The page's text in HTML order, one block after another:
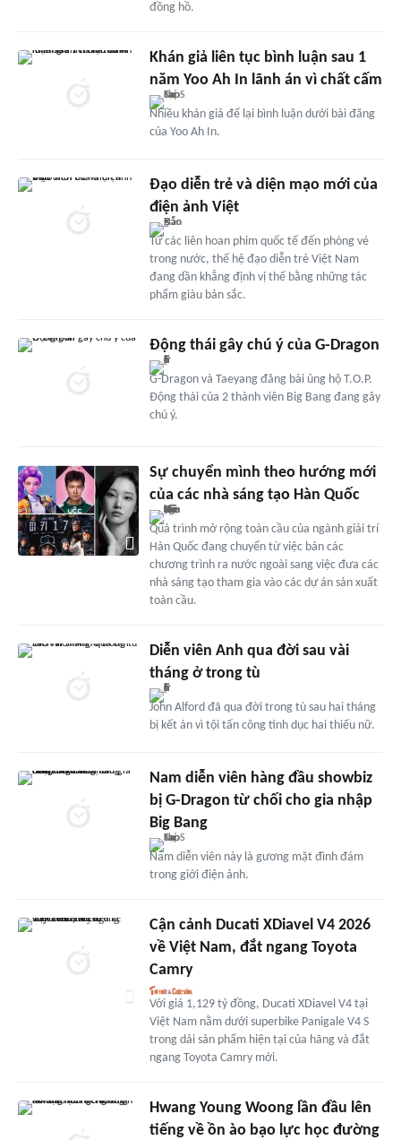
đồng hồ.
Khán giả liên tục bình luận sau 1
năm Yoo Ah In lãnh án vì chất cấm
Nhiều khán giả để lại bình luận dưới bài đăng
của Yoo Ah In.
Đạo diễn trẻ và diện mạo mới của
điện ảnh Việt
Từ các liên hoan phim quốc tế đến phòng vé
trong nước, thế hệ đạo diễn trẻ Việt Nam
đang dần khẳng định vị thế bằng những tác
phẩm giàu bản sắc.
Động thái gây chú ý của G-Dragon
G-Dragon và Taeyang đăng bài ủng hộ T.O.P.
Động thái của 2 thành viên Big Bang đang gây
chú ý.
Sự chuyển mình theo hướng mới
của các nhà sáng tạo Hàn Quốc
Quá trình mở rộng toàn cầu của ngành giải trí
Hàn Quốc đang chuyển từ việc bán các
chương trình ra nước ngoài sang việc đưa các
nhà sáng tạo tham gia vào các dự án sản xuất
toàn cầu.
Diễn viên Anh qua đời sau vài
tháng ở trong tù
John Alford đã qua đời trong tù sau hai tháng
bị kết án vì tội tấn công tình dục hai thiếu nữ.
Nam diễn viên hàng đầu showbiz
bị G-Dragon từ chối cho gia nhập
Big Bang
Nam diễn viên này là gương mặt đình đám
trong giới điện ảnh.
Cận cảnh Ducati XDiavel V4 2026
về Việt Nam, đắt ngang Toyota
Camry
Với giá 1,129 tỷ đồng, Ducati XDiavel V4 tại
Việt Nam nằm dưới superbike Panigale V4 S
trong dải sản phẩm hiện tại của hãng và đắt
ngang Toyota Camry mới.
Hwang Young Woong lần đầu lên
tiếng về ồn ào bạo lực học đường